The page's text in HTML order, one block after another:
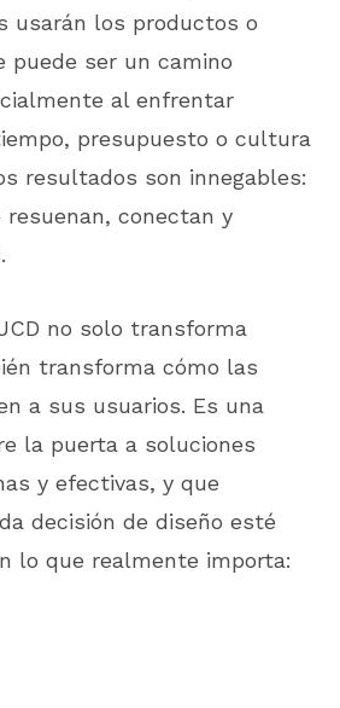
usarán los productos o
puede ser un camino
al enfrentar
presupuesto o cultura
resultados son innegables:
resuenan, conectan y
no solo transforma
transforma cómo las
a sus usuarios. Es una
la puerta a soluciones
y efectivas, y que
decisión de diseño esté
lo que realmente importa: